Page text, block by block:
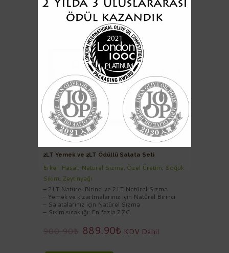
2LT Yemek ve 2LT Ödüllü Salata Seti
Erken Hasat, Naturel Sızma, Özel Üretim, Soğuk
Sıkım, Zeytinyağı
– 2LT Natürel Birinci ve 2LT Natürel Sızma
– Yemek ve kızartmalarınız için Natürel Birinci
– Salatalarınız için Natürel Sızma
– Sıkım sıcaklığı: En fazla 27C
900.90₺ 889.90₺ KDV Dahil